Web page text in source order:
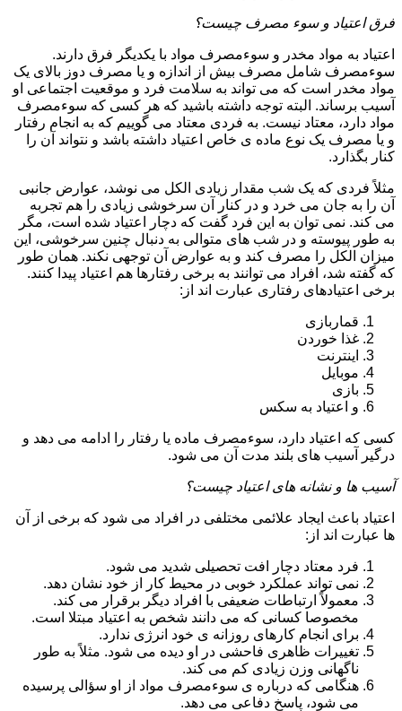
فرق اعتیاد و سوء مصرف چیست؟
اعتیاد به مواد مخدر و سوءمصرف مواد با یکدیگر فرق دارند.
سوءمصرف شامل مصرف بیش از اندازه و یا مصرف دوز بالای یک
مواد مخدر است که می تواند به سلامت فرد و موقعیت اجتماعی او
آسیب برساند. البته توجه داشته باشید که هر کسی که سوءمصرف
مواد دارد، معتاد نیست. به فردی معتاد می گوییم که به انجام رفتار
و یا مصرف یک نوع ماده ی خاص اعتیاد داشته باشد و نتواند آن را
کنار بگذارد.
مثلاً فردی که یک شب مقدار زیادی الکل می نوشد، عوارض جانبی
آن را به جان می خرد و در کنار آن سرخوشی زیادی را هم تجربه
می کند. نمی توان به این فرد گفت که دچار اعتیاد شده است، مگر
به طور پیوسته و در شب های متوالی به دنبال چنین سرخوشی، این
میزان الکل را مصرف کند و به عوارض آن توجهی نکند. همان طور
که گفته شد، افراد می توانند به برخی رفتارها هم اعتیاد پیدا کنند.
برخی اعتیادهای رفتاری عبارت اند از:
قماربازی
غذا خوردن
اینترنت
موبایل
بازی
و اعتیاد به سکس
کسی که اعتیاد دارد، سوءمصرف ماده یا رفتار را ادامه می دهد و
درگیر آسیب های بلند مدت آن می شود.
آسیب ها و نشانه های اعتیاد چیست؟
اعتیاد باعث ایجاد علائمی مختلفی در افراد می شود که برخی از آن
ها عبارت اند از:
فرد معتاد دچار افت تحصیلی شدید می شود.
نمی تواند عملکرد خوبی در محیط کار از خود نشان دهد.
معمولاً ارتباطات ضعیفی با افراد دیگر برقرار می کند.
مخصوصا کسانی که می دانند شخص به اعتیاد مبتلا است.
برای انجام کارهای روزانه ی خود انرژی ندارد.
تغییرات ظاهری فاحشی در او دیده می شود. مثلاً به طور
ناگهانی وزن زیادی کم می کند.
هنگامی که درباره ی سوءمصرف مواد از او سؤالی پرسیده
می شود، پاسخ دفاعی می دهد.